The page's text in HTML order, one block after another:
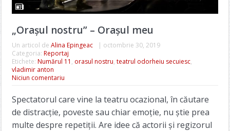
„Oraşul nostru” – Oraşul meu
Un articol de Alina Epingeac | octombrie 30, 2019
Categoria: Reportaj
Etichete: Numărul 11 , orasul nostru, teatrul odorheiu secuiesc,
vladimir anton
Niciun comentariu
Spectatorul care vine la teatru ocazional, în căutare
de distracţie, poveste sau chiar emoţie, nu ştie prea
multe despre repetiţii. Are idee că actorii şi regizorul